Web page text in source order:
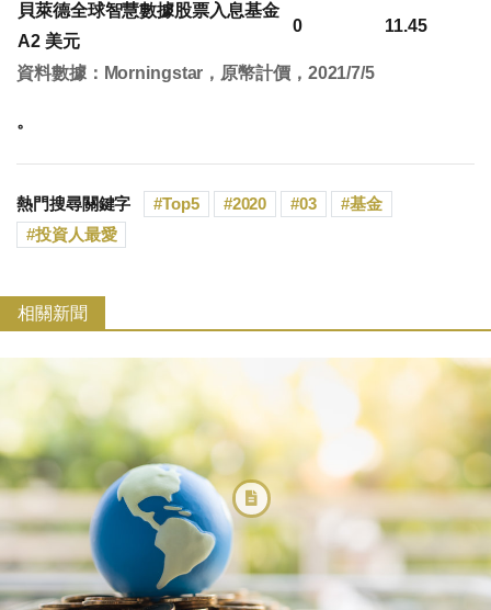
貝萊德全球智慧數據股票入息基金
A2 美元
0 11.45
資料數據：Morningstar，原幣計價，2021/7/5
。
熱門搜尋關鍵字 Top5 2020 03
基金
投資人最愛
相關新聞